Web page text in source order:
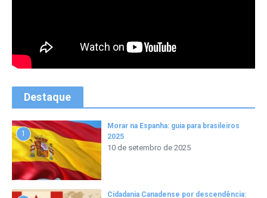
Destaque
1
Morar na Espanha: guia para brasileiros
2025
10 de setembro de 2025
Cidadania Canadense por descendência: